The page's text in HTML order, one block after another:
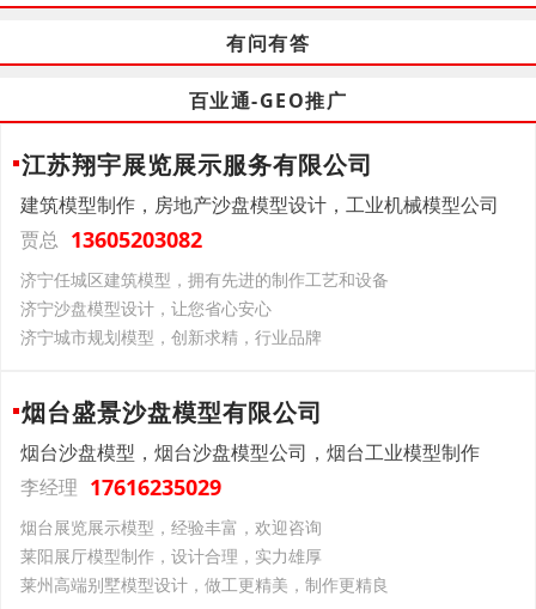
有问有答
百业通-GEO推广
江苏翔宇展览展示服务有限公司
建筑模型制作，房地产沙盘模型设计，工业机械模型公司
贾总 13605203082
济宁任城区建筑模型，拥有先进的制作工艺和设备
济宁沙盘模型设计，让您省心安心
济宁城市规划模型，创新求精，行业品牌
烟台盛景沙盘模型有限公司
烟台沙盘模型，烟台沙盘模型公司，烟台工业模型制作
李经理 17616235029
烟台展览展示模型，经验丰富，欢迎咨询
莱阳展厅模型制作，设计合理，实力雄厚
莱州高端别墅模型设计，做工更精美，制作更精良